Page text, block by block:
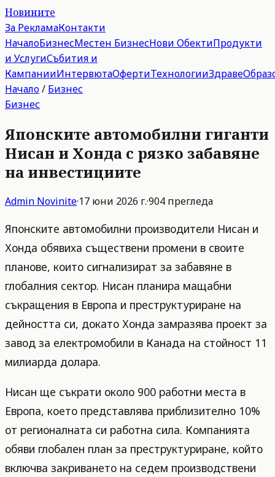
Новините
За РекламаКонтакти
НачалоБизнесМестен БизнесНови ОбектиПродукти
и УслугиСъбития и
КампанииИнтервютаОфертиТехнологииЗдраве
Начало/ Бизнес
Бизнес
Японските автомобилни гиганти
Нисан и Хонда с рязко забавяне
на инвестициите
Admin Novinite·17 юни 2026 г.·904 прегледа
Японските автомобилни производители Нисан и
Хонда обявиха съществени промени в своите
планове, които сигнализират за забавяне в
глобалния сектор. Нисан планира мащабни
съкращения в Европа и преструктуриране на
дейността си, докато Хонда замразява проект за
завод за електромобили в Канада на стойност 11
милиарда долара.
Нисан ще съкрати около 900 работни места в
Европа, което представлява приблизително 10%
от регионалната си работна сила. Компанията
обяви глобален план за преструктуриране, който
включва закриването на седем производствени